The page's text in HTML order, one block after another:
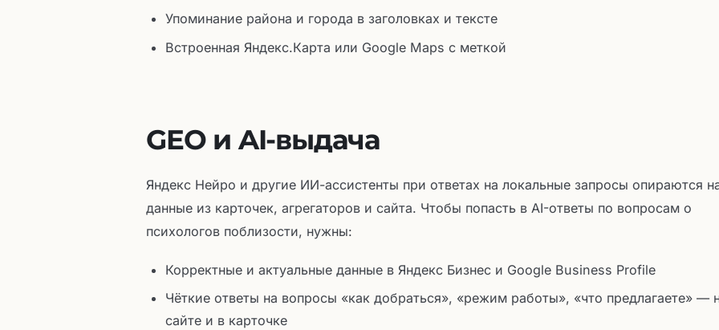
Упоминание района и города в заголовках и тексте
Встроенная Яндекс.Карта или Google Maps с меткой
GEO и AI-выдача
Яндекс Нейро и другие ИИ-ассистенты при ответах на локальные запросы опираются
данные из карточек, агрегаторов и сайта. Чтобы попасть в AI-ответы по вопросам о
психологов поблизости, нужны:
Корректные и актуальные данные в Яндекс Бизнес и Google Business Profile
Чёткие ответы на вопросы «как добраться», «режим работы», «что предлагаете» —
сайте и в карточке